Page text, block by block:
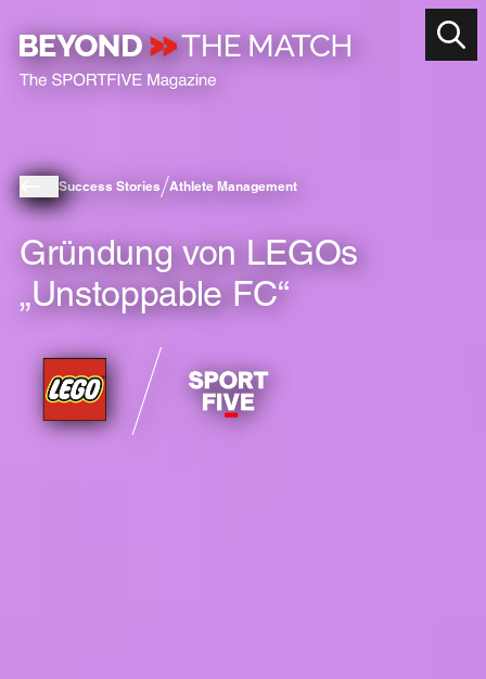
Success Stories Athlete Management
Gründung von LEGOs
„Unstoppable FC“